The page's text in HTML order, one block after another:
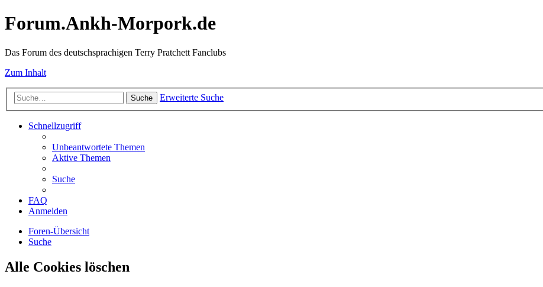
Forum.Ankh-Morpork.de
Das Forum des deutschsprachigen Terry Pratchett Fanclubs
Zum Inhalt
Suche Erweiterte Suche
Schnellzugriff
Unbeantwortete Themen
Aktive Themen
Suche
FAQ
Anmelden
Foren-Übersicht
Suche
Alle Cookies löschen